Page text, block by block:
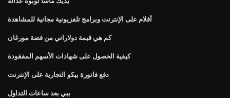
أفلام على الإنترنت وبرامج تلفزيونية مجانية للمشاهدة
كم هي قيمة دولاراتي من فضة مورغان
كيفية الحصول على شهادات الأسهم المفقودة
دفع فاتورة بيكو التجارية على الإنترنت
ببي بعد ساعات التداول